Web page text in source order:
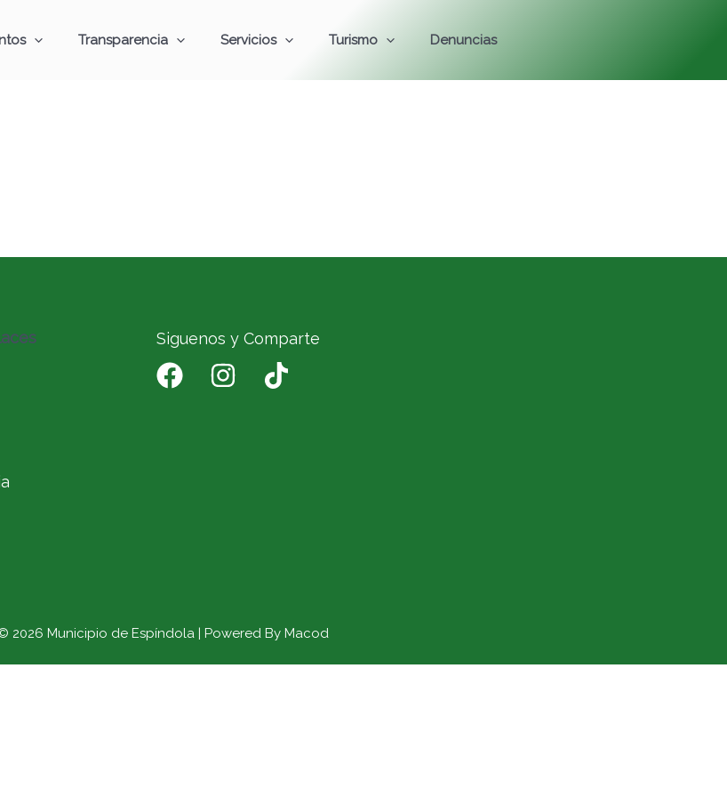
Transparencia Servicios Turismo Denuncias
Siguenos y Comparte
2026 Municipio de Espíndola | Powered By Macod